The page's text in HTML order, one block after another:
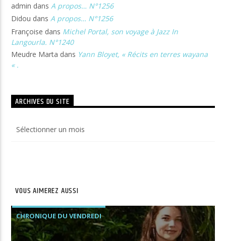
admin dans A propos… N°1256
Didou dansA propos… N°1256
Françoise dans Michel Portal, son voyage à Jazz In
Langourla. N°1240
Meudre Marta dans Yann Bloyet, « Récits en terres wayana
« .
ARCHIVES DU SITE
du
VOUS AIMEREZ AUSSI
CHRONIQUE DU VENDREDI